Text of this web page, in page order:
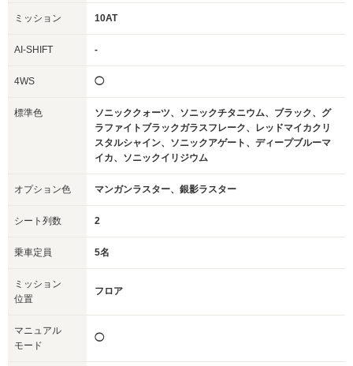
ミッション 10AT
AI-SHIFT -
4WS ◯
標準色
ソニッククォーツ、ソニックチタニウム、ブラック、グ
ラファイトブラックガラスフレーク、レッドマイカクリ
スタルシャイン、ソニックアゲート、ディープブルーマ
イカ、ソニックイリジウム
オプション色 マンガンラスター、銀影ラスター
シート列数 2
乗車定員 5名
ミッション
位置
フロア
マニュアル
モード
◯